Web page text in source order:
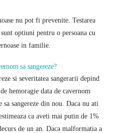
nu pot fi prevenite. Testarea
optiuni pentru o persoana cu
in familie.
sa sangereze?
si severitatea sangerarii depind
hemoragie data de cavernom
sangereze din nou. Daca nu ati
ca aveti mai putin de 1%
de un an. Daca malformatia a